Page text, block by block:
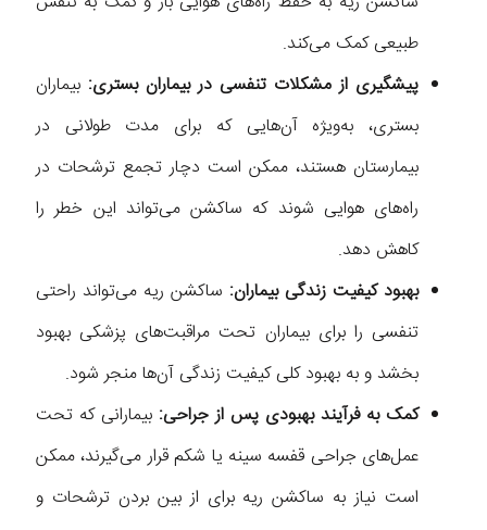
طبیعی کمک می‌کند.
پیشگیری از مشکلات تنفسی در بیماران بستری: بیماران
بستری، به‌ویژه آن‌هایی که برای مدت طولانی در
بیمارستان هستند، ممکن است دچار تجمع ترشحات در
راه‌های هوایی شوند که ساکشن می‌تواند این خطر را
کاهش دهد.
بهبود کیفیت زندگی بیماران: ساکشن ریه می‌تواند راحتی
تنفسی را برای بیماران تحت مراقبت‌های پزشکی بهبود
بخشد و به بهبود کلی کیفیت زندگی آن‌ها منجر شود.
کمک به فرآیند بهبودی پس از جراحی: بیمارانی که تحت
عمل‌های جراحی قفسه سینه یا شکم قرار می‌گیرند، ممکن
است نیاز به ساکشن ریه برای از بین بردن ترشحات و